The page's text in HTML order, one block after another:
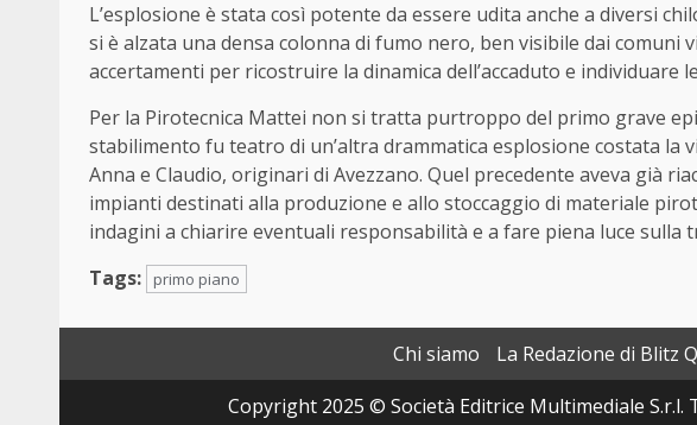
L’esplosione è stata così potente da essere udita anche a diversi
si è alzata una densa colonna di fumo nero, ben visibile dai
accertamenti per ricostruire la dinamica dell’accaduto e individuare
Per la Pirotecnica Mattei non si tratta purtroppo del primo grave
stabilimento fu teatro di un’altra drammatica esplosione costata la
Anna e Claudio, originari di Avezzano. Quel precedente aveva già
impianti destinati alla produzione e allo stoccaggio di materiale
indagini a chiarire eventuali responsabilità e a fare piena luce sulla
Tags:
primo piano
Chi siamo La Redazione di Blitz
Copyright 2025 © Società Editrice Multimediale